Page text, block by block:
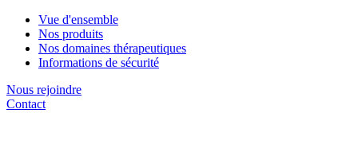
Vue d'ensemble
Nos produits
Nos domaines thérapeutiques
Informations de sécurité
Nous rejoindre
Contact